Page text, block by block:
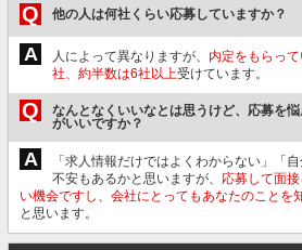
Q 他の人は何社くらい応募していますか？
A 人によって異なりますが、 内定をもらっ
社、約半数は6社以上受けています。
Q
なんとなくいいなとは思うけど、応募を
がいいですか？
A
「求人情報だけではよくわからない」「
不安もあるかと思いますが、 応募して面
い機会ですし、会社にとってもあなたのことを
と思います。